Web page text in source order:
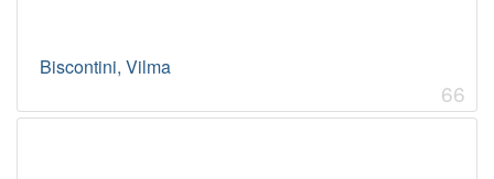
Biscontini, Vilma
66